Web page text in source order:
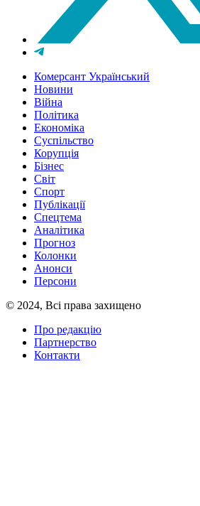
Комерсант Український
Новини
Війна
Політика
Економіка
Суспільство
Корупція
Бізнес
Світ
Спорт
Публікації
Спецтема
Аналітика
Прогноз
Колонки
Анонси
Персони
© 2024, Всі права захищено
Про редакцію
Партнерство
Контакти